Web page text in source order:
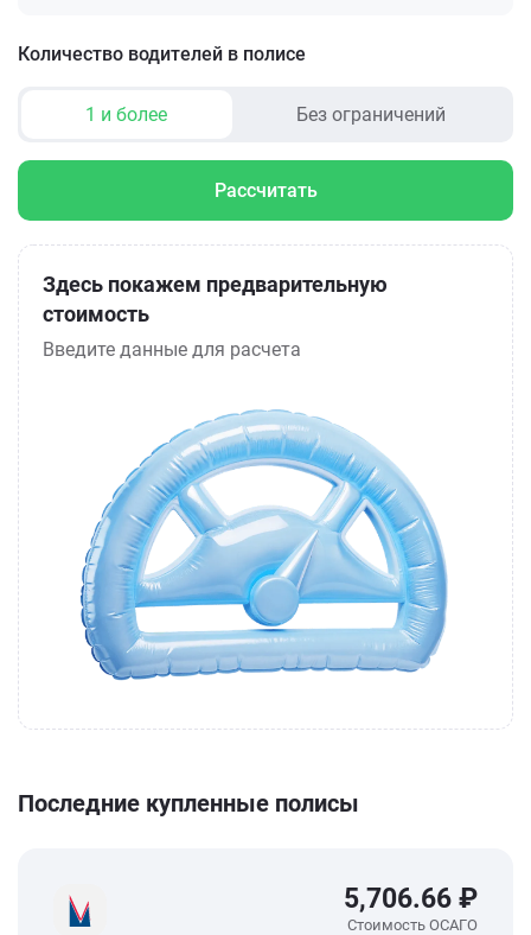
Количество водителей в полисе
1 и более Без ограничений
Рассчитать
Здесь покажем предварительную
стоимость
Введите данные для расчета
Последние купленные полисы
5,706.66 ₽
Стоимость ОСАГО